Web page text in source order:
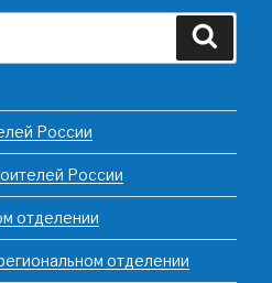
России
России
отделении
отделении